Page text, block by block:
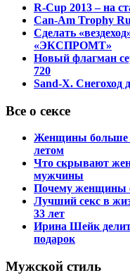
R-Cup 2013 – на
Can-Am Trophy
Сделать
«ЭКСПРОМТ»
Новый флагман
720
Sand-X. Снегоход
Все о сексе
Женщины больше
летом
Что скрывают
мужчины
Почему женщины
Лучший секс в
33 лет
Ирина Шейк
подарок
Мужской стиль